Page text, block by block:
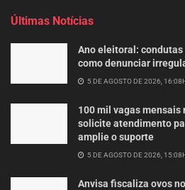
Últimas Notícias
Ano eleitoral:
como denunciar
5 DE AGOSTO DE 2026,
100 mil vagas mensais
solicite atendimento
amplie o suporte
5 DE AGOSTO DE 2026,
Anvisa fiscaliza ovos